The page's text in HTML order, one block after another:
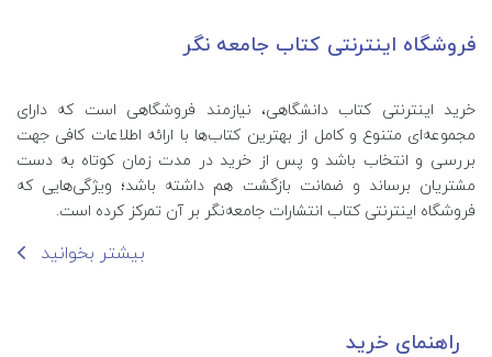
فروشگاه اینترنتی کتاب جامعه نگر
خرید اینترنتی کتاب‌ دانشگاهی، نیازمند فروشگاهی است که دارای
مجموعه‌ای متنوع و کامل از بهترین کتاب‌ها با ارائه اطلاعات کافی جهت
بررسی و انتخاب باشد و پس از خرید در مدت زمان کوتاه به دست
مشتریان برساند و ضمانت بازگشت هم داشته باشد؛ ویژگی‌هایی که
فروشگاه اینترنتی کتاب انتشارات جامعه‌نگر بر آن تمرکز کرده است.
بیشتر بخوانید
راهنمای خرید